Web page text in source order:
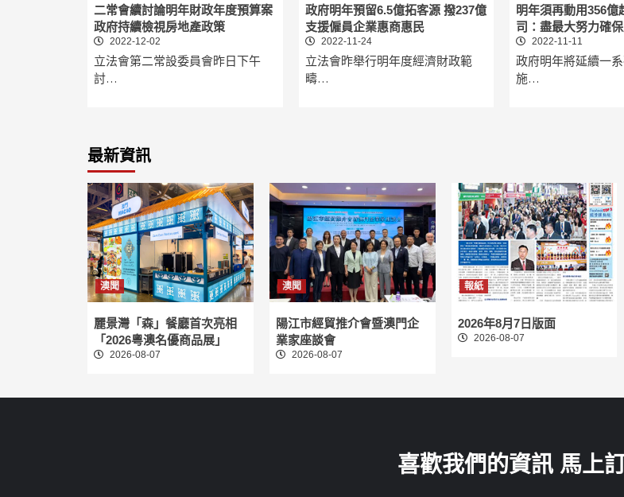
二常會續討論明年財政年度預算案
政府持續檢視房地產政策
2022-12-02
立法會第二常設委員會昨日下午
討…
政府明年預留6.5億拓客源 撥237億
支援僱員企業惠商惠民
2022-11-24
立法會昨舉行明年度經濟財政範
疇…
明年須再動用356億
司：盡最大努力確
2022-11-11
政府明年將延續一
施…
最新資訊
澳聞
麗景灣「森」餐廳首次亮相
「2026粵澳名優商品展」
2026-08-07
澳聞
陽江市經貿推介會暨澳門企
業家座談會
2026-08-07
報紙
2026年8月7日版面
2026-08-07
喜歡我們的資訊 馬上